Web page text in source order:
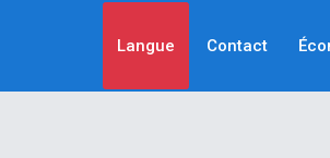
Langue Contact